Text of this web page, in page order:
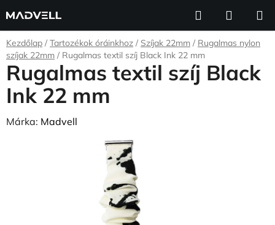
fő
tartalomhoz
KeresésKOSÁR
Kezdőlap / Tartozékok óráinkhoz / Szíjak 22mm / Rugalmas nylon
szíjak 22mm / Rugalmas textil szíj Black Ink 22 mm
Rugalmas textil szíj Black
Ink 22 mm
Márka: Madvell